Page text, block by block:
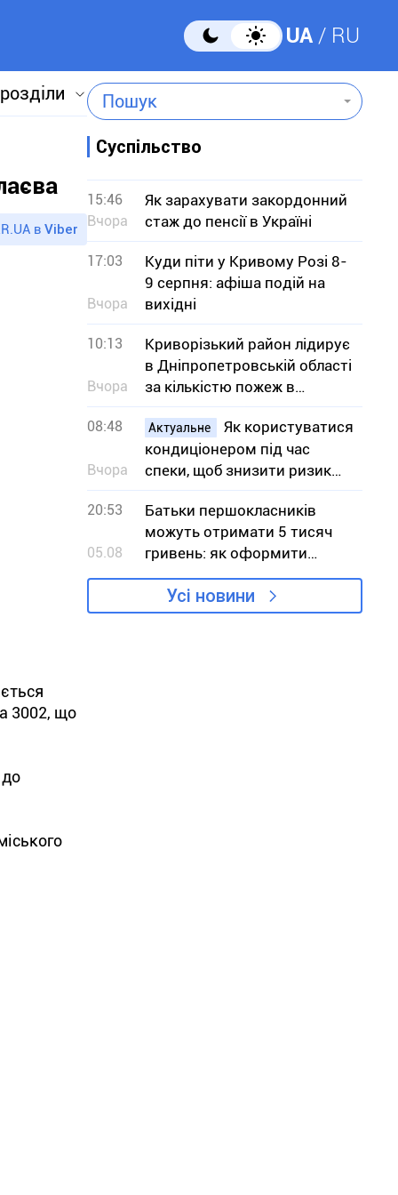
UA RU
Пошук
в Viber
3002, що
Суспільство
15:46
Вчора
Як зарахувати закордонний
стаж до пенсії в Україні
17:03
Вчора
Куди піти у Кривому Розі 8-
9 серпня: афіша подій на
вихідні
10:13
Вчора
Криворізький район лідирує
в Дніпропетровській області
за кількістю пожеж в
екосистемах
08:48
Вчора
Актуальне
Як користуватися
кондиціонером під час
спеки, щоб знизити ризик
вимушених відключень
світла
20:53
05.08
Батьки першокласників
можуть отримати 5 тисяч
гривень: як оформити
«Пакунок школяра»
Усі новини